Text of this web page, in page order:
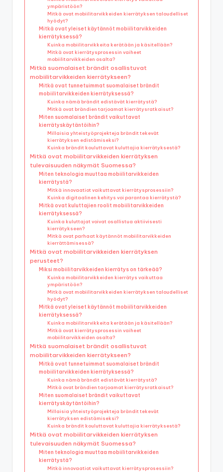
ympäristöön?
Mitkä ovat mobiilitarvikkeiden kierrätyksen taloudelliset
hyödyt?
Mitkä ovat yleiset käytännöt mobiilitarvikkeiden
kierrätyksessä?
Kuinka mobiilitarvikkeita kerätään ja käsitellään?
Mitkä ovat kierrätysprosessin vaiheet
mobiilitarvikkeiden osalta?
Mitkä suomalaiset brändit osallistuvat
mobiilitarvikkeiden kierrätykseen?
Mitkä ovat tunnetuimmat suomalaiset brändit
mobiilitarvikkeiden kierrätyksessä?
Kuinka nämä brändit edistävät kierrätystä?
Mitkä ovat brändien tarjoamat kierrätysratkaisut?
Miten suomalaiset brändit vaikuttavat
kierrätyskäytäntöihin?
Millaisia yhteistyöprojekteja brändit tekevät
kierrätyksen edistämiseksi?
Kuinka brändit kouluttavat kuluttajia kierrätyksestä?
Mitkä ovat mobiilitarvikkeiden kierrätyksen
tulevaisuuden näkymät Suomessa?
Miten teknologia muuttaa mobiilitarvikkeiden
kierrätystä?
Mitkä innovaatiot vaikuttavat kierrätysprosessiin?
Kuinka digitaalinen kehitys voi parantaa kierrätystä?
Mitkä ovat kuluttajien roolit mobiilitarvikkeiden
kierrätyksessä?
Kuinka kuluttajat voivat osallistua aktiivisesti
kierrätykseen?
Mitkä ovat parhaat käytännöt mobiilitarvikkeiden
kierrättämisessä?
Mitkä ovat mobiilitarvikkeiden kierrätyksen
perusteet?
Miksi mobiilitarvikkeiden kierrätys on tärkeää?
Kuinka mobiilitarvikkeiden kierrätys vaikuttaa
ympäristöön?
Mitkä ovat mobiilitarvikkeiden kierrätyksen taloudelliset
hyödyt?
Mitkä ovat yleiset käytännöt mobiilitarvikkeiden
kierrätyksessä?
Kuinka mobiilitarvikkeita kerätään ja käsitellään?
Mitkä ovat kierrätysprosessin vaiheet
mobiilitarvikkeiden osalta?
Mitkä suomalaiset brändit osallistuvat
mobiilitarvikkeiden kierrätykseen?
Mitkä ovat tunnetuimmat suomalaiset brändit
mobiilitarvikkeiden kierrätyksessä?
Kuinka nämä brändit edistävät kierrätystä?
Mitkä ovat brändien tarjoamat kierrätysratkaisut?
Miten suomalaiset brändit vaikuttavat
kierrätyskäytäntöihin?
Millaisia yhteistyöprojekteja brändit tekevät
kierrätyksen edistämiseksi?
Kuinka brändit kouluttavat kuluttajia kierrätyksestä?
Mitkä ovat mobiilitarvikkeiden kierrätyksen
tulevaisuuden näkymät Suomessa?
Miten teknologia muuttaa mobiilitarvikkeiden
kierrätystä?
Mitkä innovaatiot vaikuttavat kierrätysprosessiin?